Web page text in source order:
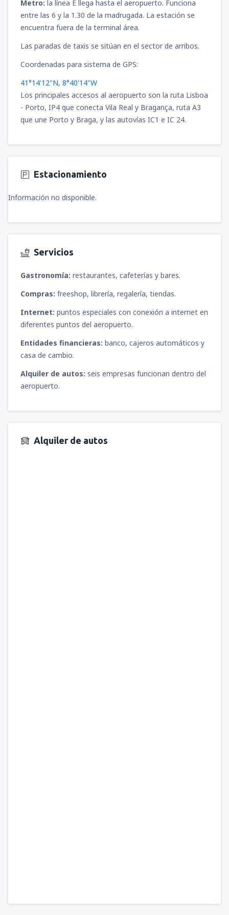
Metro: la línea E llega hasta el aeropuerto. Funciona
entre las 6 y la 1.30 de la madrugada. La estación se
encuentra fuera de la terminal área.
Las paradas de taxis se sitúan en el sector de arribos.
Coordenadas para sistema de GPS:
41°14'12"N, 8°40'14"W
Los principales accesos al aeropuerto son la ruta Lisboa
- Porto, IP4 que conecta Vila Real y Bragança, ruta A3
que une Porto y Braga, y las autovías IC1 e IC 24.
Estacionamiento
Información no disponible.
Servicios
Gastronomía: restaurantes, cafeterías y bares.
Compras: freeshop, librería, regalería, tiendas.
Internet: puntos especiales con conexión a internet en
diferentes puntos del aeropuerto.
Entidades financieras: banco, cajeros automáticos y
casa de cambio.
Alquiler de autos: seis empresas funcionan dentro del
aeropuerto.
Alquiler de autos